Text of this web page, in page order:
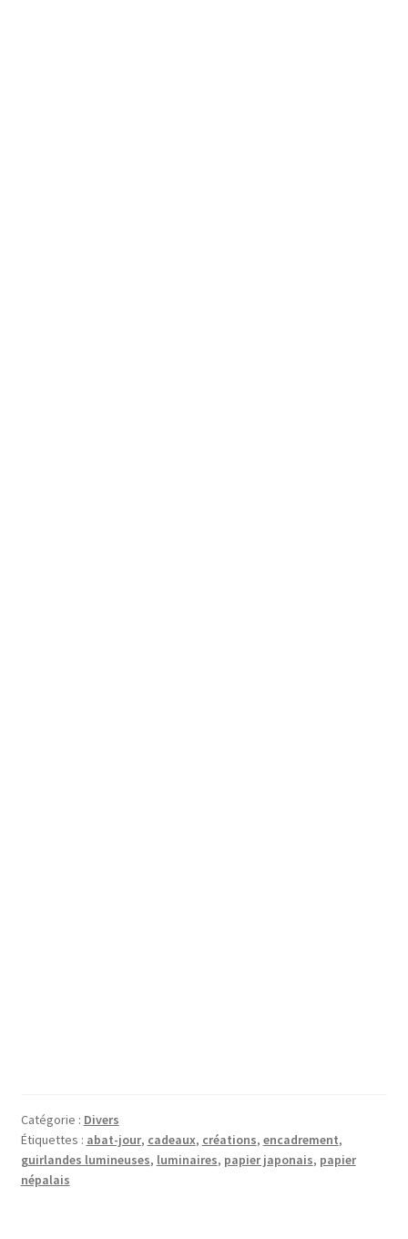
Catégorie : Divers
Étiquettes : abat-jour, cadeaux, créations, encadrement,
guirlandes lumineuses, luminaires, papier japonais, papier
népalais